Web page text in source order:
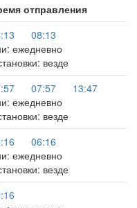
отправления
08:13
ежедневно
везде
07:57
13:47
ежедневно
везде
06:16
ежедневно
везде